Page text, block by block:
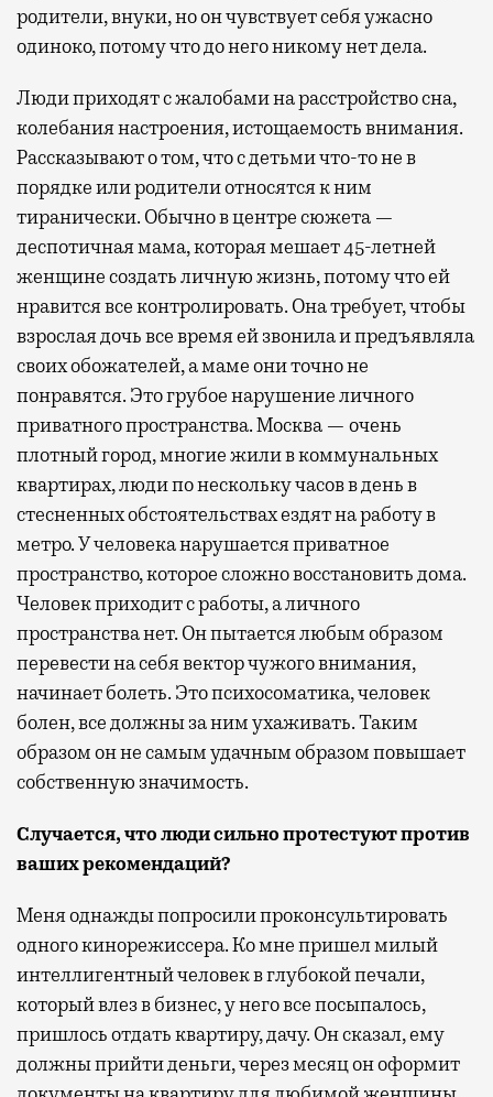
родители, внуки, но он чувствует себя ужасно
одиноко, потому что до него никому нет дела.
Люди приходят с жалобами на расстройство сна,
колебания настроения, истощаемость внимания.
Рассказывают о том, что с детьми что-то не в
порядке или родители относятся к ним
тиранически. Обычно в центре сюжета —
деспотичная мама, которая мешает 45-летней
женщине создать личную жизнь, потому что ей
нравится все контролировать. Она требует, чтобы
взрослая дочь все время ей звонила и предъявляла
своих обожателей, а маме они точно не
понравятся. Это грубое нарушение личного
приватного пространства. Москва — очень
плотный город, многие жили в коммунальных
квартирах, люди по нескольку часов в день в
стесненных обстоятельствах ездят на работу в
метро. У человека нарушается приватное
пространство, которое сложно восстановить дома.
Человек приходит с работы, а личного
пространства нет. Он пытается любым образом
перевести на себя вектор чужого внимания,
начинает болеть. Это психосоматика, человек
болен, все должны за ним ухаживать. Таким
образом он не самым удачным образом повышает
собственную значимость.
Случается, что люди сильно протестуют против
ваших рекомендаций?
Меня однажды попросили проконсультировать
одного кинорежиссера. Ко мне пришел милый
интеллигентный человек в глубокой печали,
который влез в бизнес, у него все посыпалось,
пришлось отдать квартиру, дачу. Он сказал, ему
должны прийти деньги, через месяц он оформит